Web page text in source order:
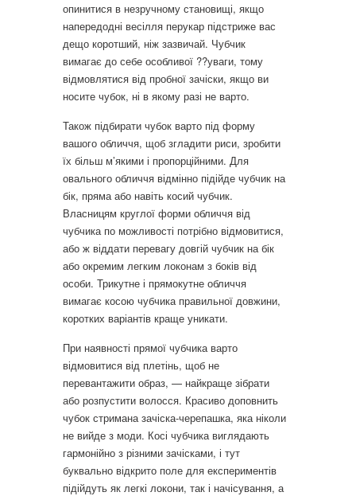
опинитися в незручному становищі, якщо
напередодні весілля перукар підстриже вас
дещо коротший, ніж зазвичай. Чубчик
вимагає до себе особливої ??уваги, тому
відмовлятися від пробної зачіски, якщо ви
носите чубок, ні в якому разі не варто.
Також підбирати чубок варто під форму
вашого обличчя, щоб згладити риси, зробити
їх більш м’якими і пропорційними. Для
овального обличчя відмінно підійде чубчик на
бік, пряма або навіть косий чубчик.
Власницям круглої форми обличчя від
чубчика по можливості потрібно відмовитися,
або ж віддати перевагу довгій чубчик на бік
або окремим легким локонам з боків від
особи. Трикутне і прямокутне обличчя
вимагає косою чубчика правильної довжини,
коротких варіантів краще уникати.
При наявності прямої чубчика варто
відмовитися від плетінь, щоб не
перевантажити образ, — найкраще зібрати
або розпустити волосся. Красиво доповнить
чубок стримана зачіска-черепашка, яка ніколи
не вийде з моди. Косі чубчика виглядають
гармонійно з різними зачісками, і тут
буквально відкрито поле для експериментів
підійдуть як легкі локони, так і начісування, а